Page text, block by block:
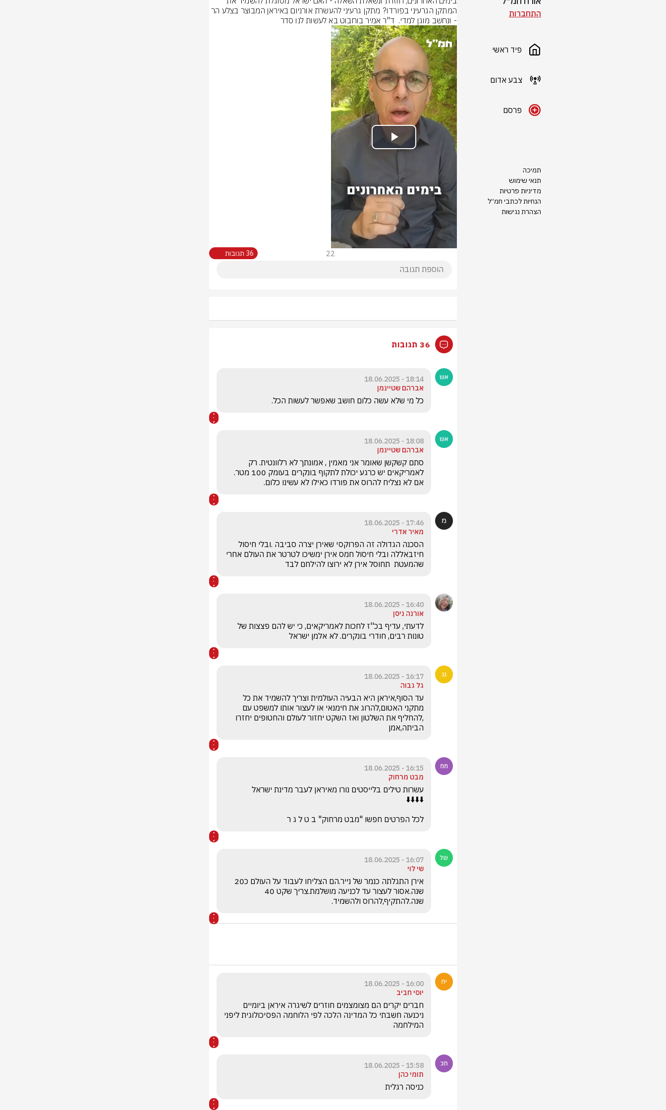
התחברות
פיד ראשי
צבע אדום
פרסם
תמיכה
תנאי שימוש
מדיניות פרטיות
הנחיות לכתבי חמ״ל
הצהרת נגישות
- ונחשב מוגן למדי.  ד"ר אמיר בוחבוט בא לעשות לנו סדר
Play
22 36 תגובות
36 תגובות
18:14 - 18.06.2025
אברהם שטיינמן
כל מי שלא עשה כלום חושב שאפשר לעשות הכל.
18:08 - 18.06.2025
אברהם שטיינמן
אם לא נצליח להרוס את פורדו כאילו לא עשינו כלום.
17:46 - 18.06.2025
מאיר אדרי
שהמעטת  תחוסל אירן לא ירוצו להילחם לבד
16:40 - 18.06.2025
אורנה ניסן
טונות רבים, חודרי בונקרים. לא אלמן ישראל
16:17 - 18.06.2025
גל גבוה
הביתה,אמן
16:15 - 18.06.2025
מבט מרחוק
לכל הפרטים חפשו "מבט מרחוק" ב ט ל ג ר
16:07 - 18.06.2025
שי לוי
שנה.להתקיף,להרוס ולהשמיד.
16:00 - 18.06.2025
יוסי חביב
המילחמה
15:58 - 18.06.2025
תומי כהן
כניסה רגלית